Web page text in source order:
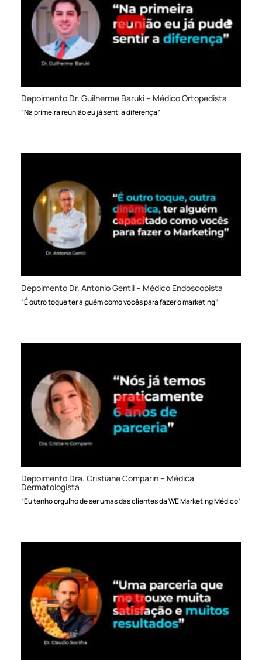
Depoimento Dr. Guilherme Baruki – Médico Ortopedista
“Na primeira reunião eu já senti a diferença”
Depoimento Dr. Antonio Gentil – Médico Endoscopista
“É outro toque ter alguém como vocês para fazer o marketing”
Depoimento Dra. Cristiane Comparin – Médica
Dermatologista
“Eu tenho orgulho de ser umas das clientes da WE Marketing Médico”